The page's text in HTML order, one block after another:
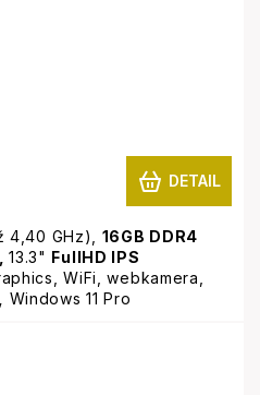
DETAIL
4,40 GHz), 16GB DDR4
13.3" FullHD IPS
WiFi, webkamera,
Windows 11 Pro